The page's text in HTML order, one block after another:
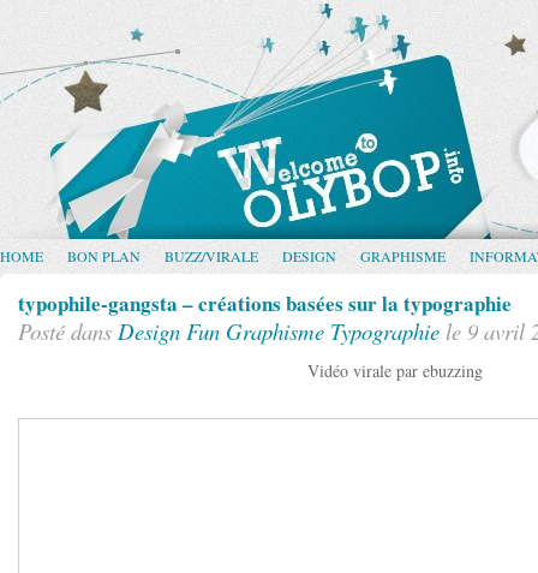
HOME BON PLAN BUZZ/VIRALE DESIGN GRAPHISME
typophile-gangsta – créations basées sur la typographie
Posté dans Design Fun Graphisme Typographie le 9 avril
Vidéo virale par ebuzzing